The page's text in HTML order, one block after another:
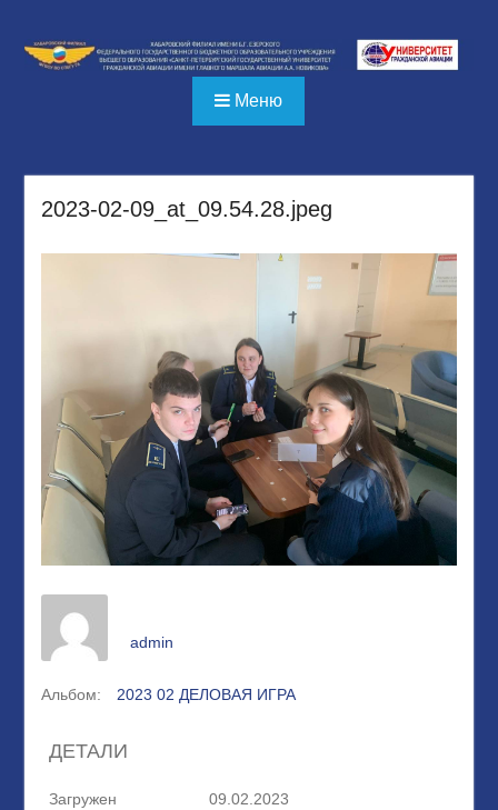
содержимому
Меню
2023-02-09_at_09.54.28.jpeg
admin
Альбом: 2023 02 ДЕЛОВАЯ ИГРА
ДЕТАЛИ
Загружен 09.02.2023